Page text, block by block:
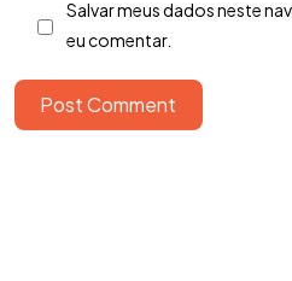
Salvar meus dados neste
eu comentar.
Post Comment
Tem uma
EM